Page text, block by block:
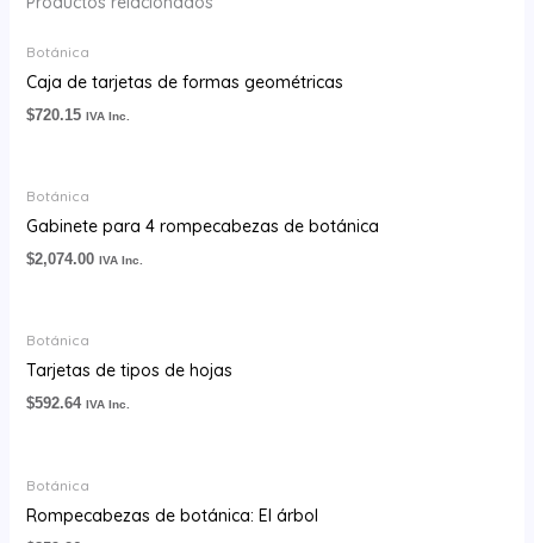
Botánica
Caja de tarjetas de formas geométricas
$720.15 IVA Inc.
Botánica
Gabinete para 4 rompecabezas de botánica
$2,074.00 IVA Inc.
Botánica
Tarjetas de tipos de hojas
$592.64 IVA Inc.
Botánica
Rompecabezas de botánica: El árbol